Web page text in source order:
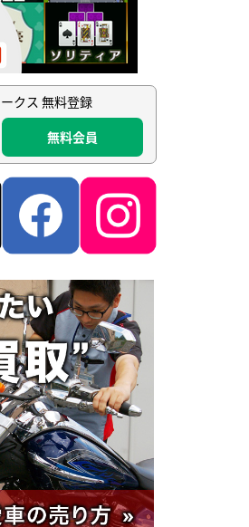
クス 無料登録
無料会員